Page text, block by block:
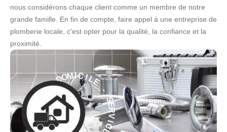
nous considérons chaque client comme un membre de notre
grande famille. En fin de compte, faire appel à une entreprise de
plomberie locale, c'est opter pour la qualité, la confiance et la
proximité.
I
C
E
À
O
MICILE -
S
ER
V
I
C
E
À